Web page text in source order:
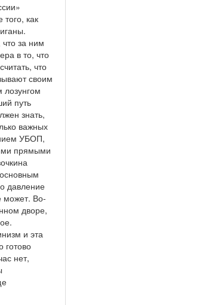
как
за ним
в то, что
что
своим
лозунгом
путь
знать,
важных
УБОП,
прямыми
давление
может. Во-
дворе,
и эта
готово
нет,